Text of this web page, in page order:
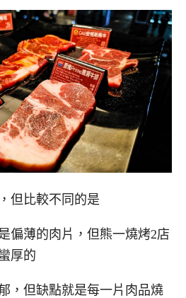
但比較不同的是
偏薄的肉片，但熊一燒烤2店
厚的
，但缺點就是每一片肉品燒